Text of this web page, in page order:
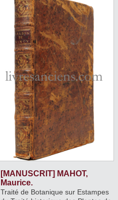
[MANUSCRIT] MAHOT,
Maurice.
Traité de Botanique sur Estampes